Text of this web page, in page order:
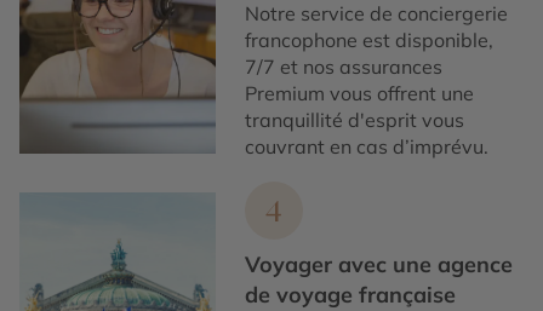
Événements de sports d’hiverà Whistler et
dans les Rocheuses
Notre service de conciergerie
francophone est disponible,
7/7 et nos assurances
Premium vous offrent une
tranquillité d'esprit vous
couvrant en cas d’imprévu.
4
Voyager avec une agence
de voyage française